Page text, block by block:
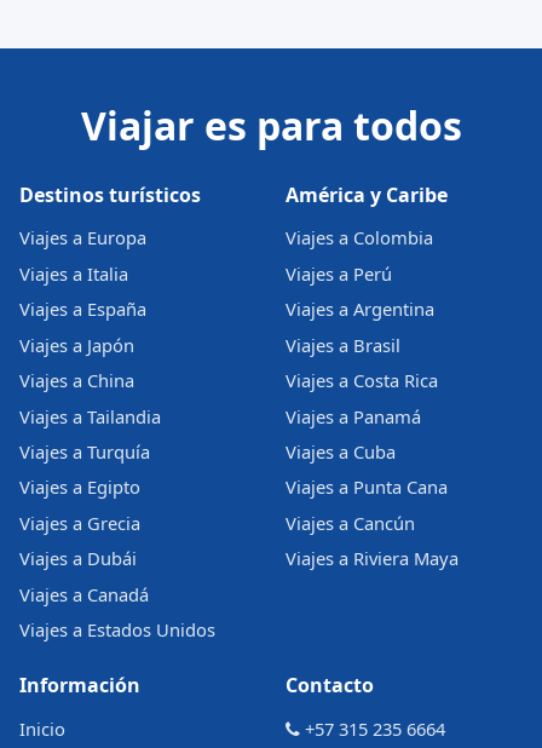
Viajar es para todos
Destinos turísticos
Viajes a Europa
Viajes a Italia
Viajes a España
Viajes a Japón
Viajes a China
Viajes a Tailandia
Viajes a Turquía
Viajes a Egipto
Viajes a Grecia
Viajes a Dubái
Viajes a Canadá
Viajes a Estados Unidos
América y Caribe
Viajes a Colombia
Viajes a Perú
Viajes a Argentina
Viajes a Brasil
Viajes a Costa Rica
Viajes a Panamá
Viajes a Cuba
Viajes a Punta Cana
Viajes a Cancún
Viajes a Riviera Maya
Información
Inicio
Contacto
+57 315 235 6664